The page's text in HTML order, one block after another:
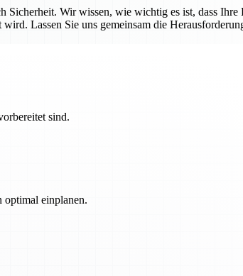
Wir wissen, wie wichtig es ist, dass Ihre
Lassen Sie uns gemeinsam die
sind.
optimal einplanen.